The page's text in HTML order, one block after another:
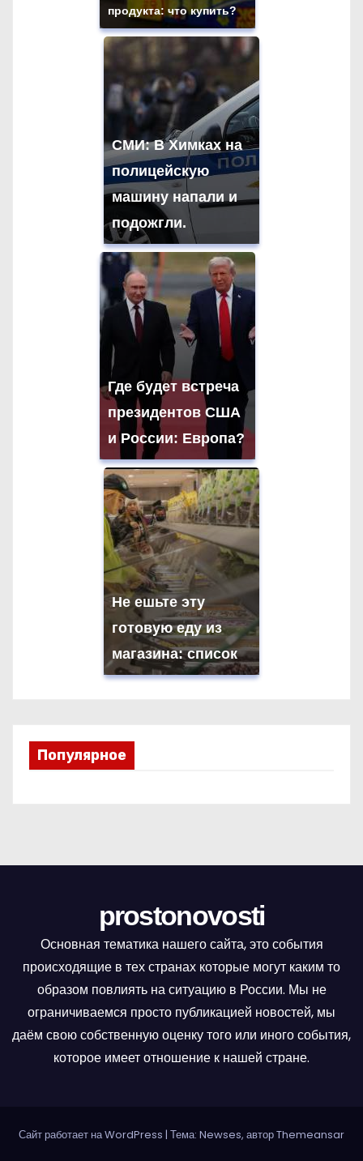
продукта: что купить?
СМИ: В Химках на
полицейскую
машину напали и
подожгли.
Где будет встреча
президентов США
и России: Европа?
Не ешьте эту
готовую еду из
магазина: список
Популярное
prostonovosti
Основная тематика нашего сайта, это события
происходящие в тех странах которые могут каким то
образом повлиять на ситуацию в России. Мы не
ограничиваемся просто публикацией новостей, мы
даём свою собственную оценку того или иного события,
которое имеет отношение к нашей стране.
Сайт работает на WordPress | Тема: Newses, авторThemeansar